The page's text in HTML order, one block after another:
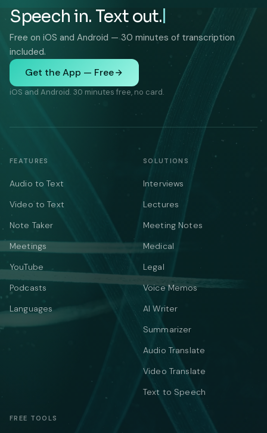
Speech in. Text out.
Free on iOS and Android — 30 minutes of transcription
included.
Get the App — Free
iOS and Android. 30 minutes free, no card.
FEATURES
Audio to Text
Video to Text
Note Taker
Meetings
YouTube
Podcasts
Languages
SOLUTIONS
Interviews
Lectures
Meeting Notes
Medical
Legal
Voice Memos
AI Writer
Summarizer
Audio Translate
Video Translate
Text to Speech
FREE TOOLS